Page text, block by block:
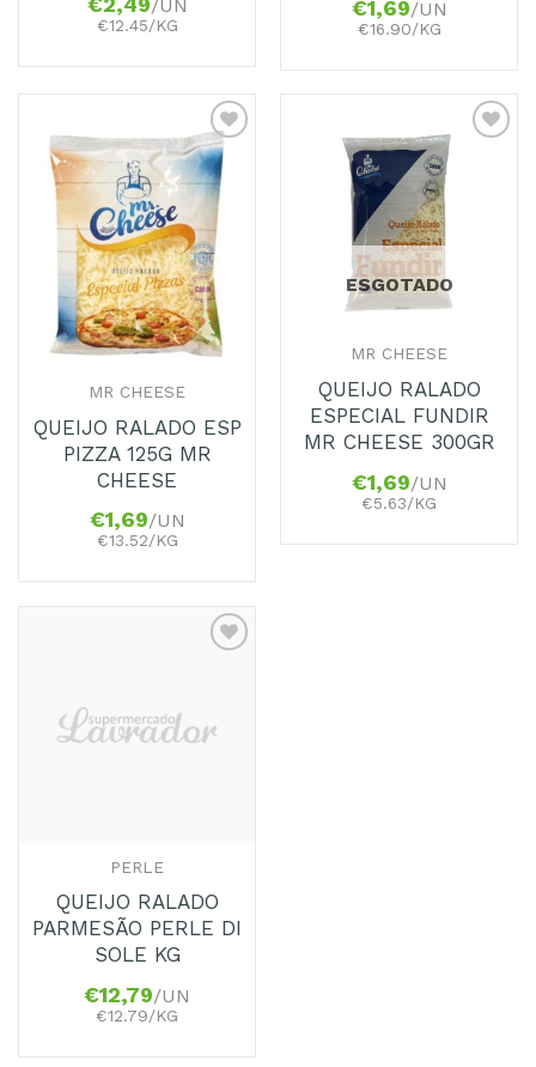
€2,49/UN
€12.45/KG
€1,69/UN
€16.90/KG
MR CHEESE
QUEIJO RALADO ESP
PIZZA 125G MR
CHEESE
€1,69/UN
€13.52/KG
ESGOTADO
MR CHEESE
QUEIJO RALADO
ESPECIAL FUNDIR
MR CHEESE 300GR
€1,69/UN
€5.63/KG
PERLE
QUEIJO RALADO
PARMESÃO PERLE DI
SOLE KG
€12,79/UN
€12.79/KG